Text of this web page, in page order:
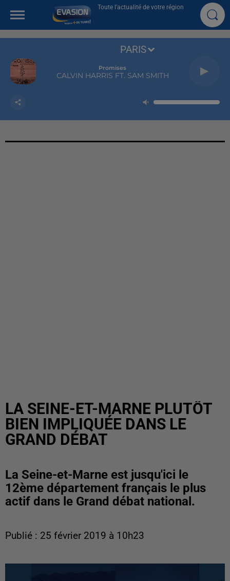
Toute l'actualité de votre région
Promises
CALVIN HARRIS FT. SAM SMITH
PARIS
LA SEINE-ET-MARNE PLUTÔT
BIEN IMPLIQUÉE DANS LE
GRAND DÉBAT
La Seine-et-Marne est jusqu'ici le
12ème département français le plus
actif dans le Grand débat national.
Publié : 25 février 2019 à 10h23